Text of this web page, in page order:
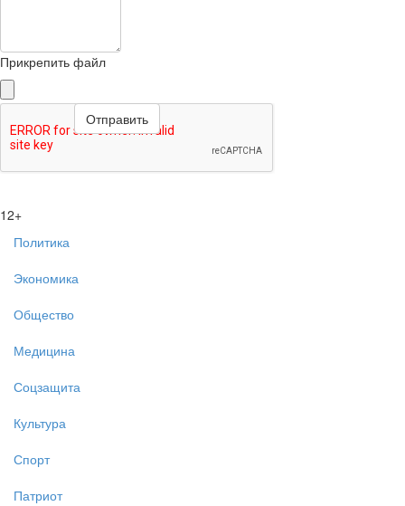
Прикрепить файл
12+
Политика
Экономика
Общество
Медицина
Соцзащита
Культура
Спорт
Патриот